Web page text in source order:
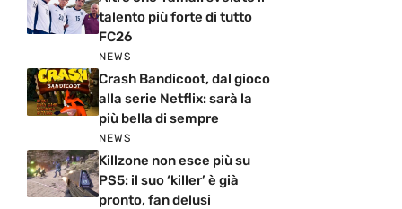
talento più forte di tutto
FC26
NEWS
Crash Bandicoot, dal gioco
alla serie Netflix: sarà la
più bella di sempre
NEWS
Killzone non esce più su
PS5: il suo ‘killer’ è già
pronto, fan delusi